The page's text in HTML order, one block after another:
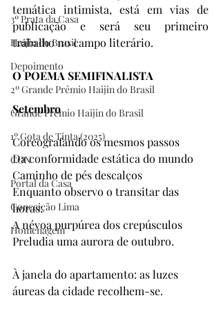
3º Prata da Casa
Haijin do Brasil
Depoimento
2º Grande Prêmio Haijin do Brasil
Grande Prêmio Haijin do Brasil
1º Gota de Tinta (2025)
CON
Portal da Casa
Conceição Lima
Homenagem
temática intimista, está em vias de
publicação e será seu primeiro
trabalho no campo literário.
O POEMA SEMIFINALISTA
Setembro
Coreografando os mesmos passos
Da conformidade estática do mundo
Caminho de pés descalços
Enquanto observo o transitar das
horas:
A névoa purpúrea dos crepúsculos
Preludia uma aurora de outubro.
À janela do apartamento: as luzes
áureas da cidade recolhem-se.